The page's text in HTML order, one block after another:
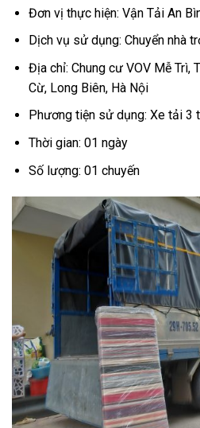
Đơn vị thực hiện: Vận Tải An
Dịch vụ sử dụng: Chuyển nhà
Địa chỉ: Chung cư VOV Mễ Trì,
Cừ, Long Biên, Hà Nội
Phương tiện sử dụng: Xe tải 3
Thời gian: 01 ngày
Số lượng: 01 chuyến